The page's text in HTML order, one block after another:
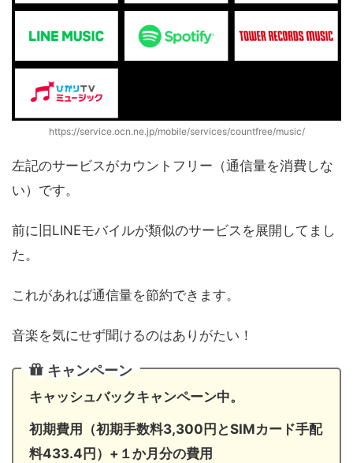
https://service.ocn.ne.jp/mobile/services/countfree/music/
左記のサービスがカウントフリー（通信量を消費しな
い）です。
前に旧LINEモバイルが類似のサービスを展開してまし
た。
これがあれば通信量を節約できます。
音楽を気にせず聞けるのはありがたい！
キャンペーン
キャッシュバックキャンペーン中。
初期費用（初期手数料3,300円とSIMカード手配
料433.4円）+１か月分の費用